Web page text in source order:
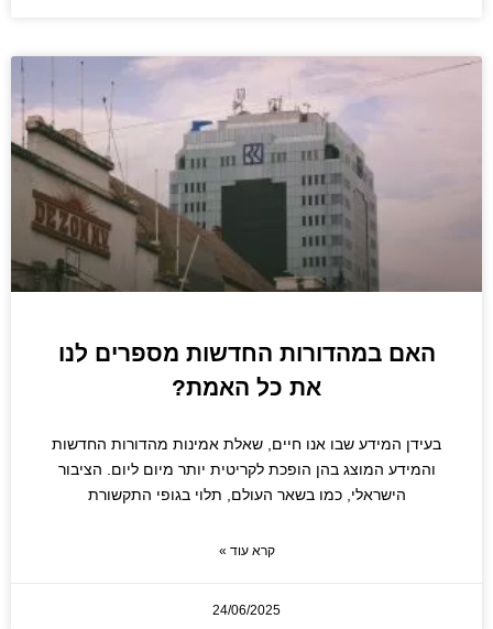
האם במהדורות החדשות מספרים לנו
את כל האמת?
בעידן המידע שבו אנו חיים, שאלת אמינות מהדורות החדשות
והמידע המוצג בהן הופכת לקריטית יותר מיום ליום. הציבור
הישראלי, כמו בשאר העולם, תלוי בגופי התקשורת
קרא עוד »
24/06/2025